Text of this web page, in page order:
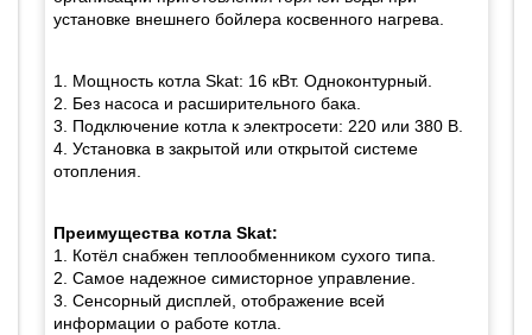
установке внешнего бойлера косвенного нагрева.
1. Мощность котла Skat: 16 кВт. Одноконтурный.
2. Без насоса и расширительного бака.
3. Подключение котла к электросети: 220 или 380 В.
4. Установка в закрытой или открытой системе
отопления.
Преимущества котла Skat:
1. Котёл снабжен теплообменником сухого типа.
2. Самое надежное симисторное управление.
3. Сенсорный дисплей, отображение всей
информации о работе котла.